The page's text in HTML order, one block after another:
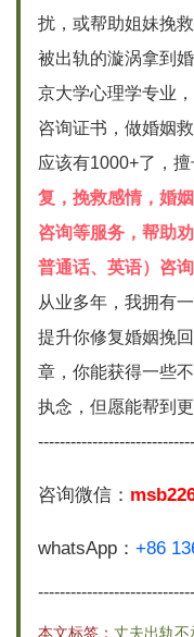
扰，或帮助姐妹挽
被出轨的漩涡拿到
京大学心理学专业
咨询证书，做婚姻
应该有1000+了，擅
复，挽救感情，婚
咨询等服务，帮助
普通话、英语）咨询
从业多年，我拥有
提升你修复婚姻挽
章，你能获得一些
执念，但愿能帮到
咨询微信：
whatsApp： +86
本文标签： 丈夫出轨不